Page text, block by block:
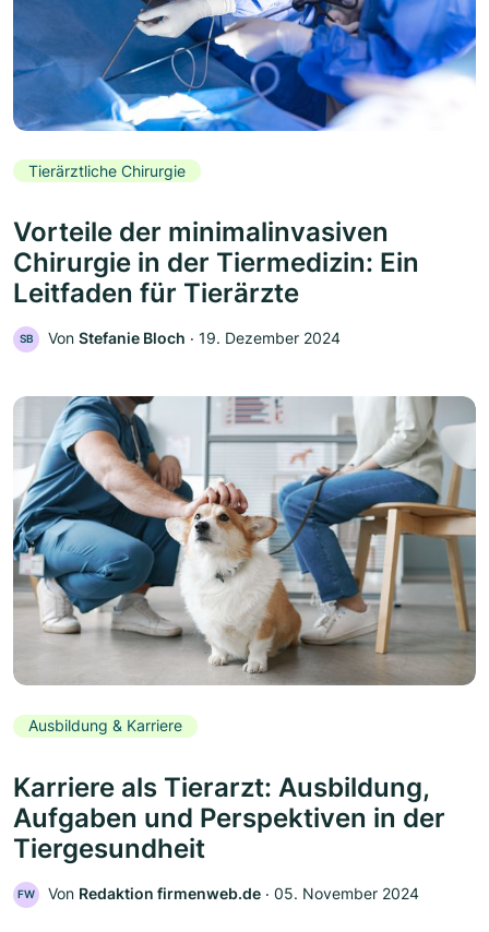
Tierärztliche Chirurgie
Vorteile der minimalinvasiven
Chirurgie in der Tiermedizin: Ein
Leitfaden für Tierärzte
SB Von Stefanie Bloch ‧ 19. Dezember 2024
Ausbildung & Karriere
Karriere als Tierarzt: Ausbildung,
Aufgaben und Perspektiven in der
Tiergesundheit
FW Von Redaktion firmenweb.de ‧ 05. November 2024